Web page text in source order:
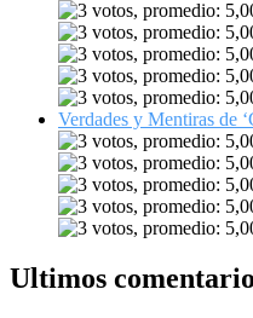
Verdades y Mentiras de
Ultimos